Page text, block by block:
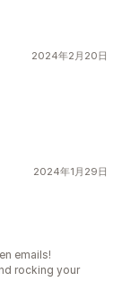
2024年2月20日
2024年1月29日
emails!
rocking your